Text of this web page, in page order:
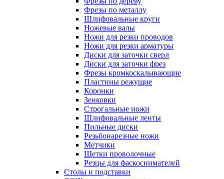
Фрезы по металлу
Шлифовальные круги
Ножевые валы
Ножи для резки проводов
Ножи для резки арматуры
Диски для заточки сверл
Диски для заточки фрез
Фрезы кромкоскалывающие
Пластины режущие
Коронки
Зенковки
Строгальные ножи
Шлифовальные ленты
Пильные диски
Резьбонарезные ножи
Метчики
Щетки проволочные
Резцы для фаскоснимателей
Столы и подставки